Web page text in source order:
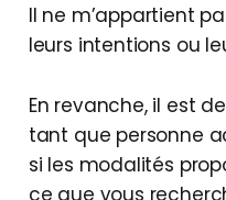
Il ne m’appartient
leurs intentions ou
En revanche, il est de
tant que personne
si les modalités
ce que vous